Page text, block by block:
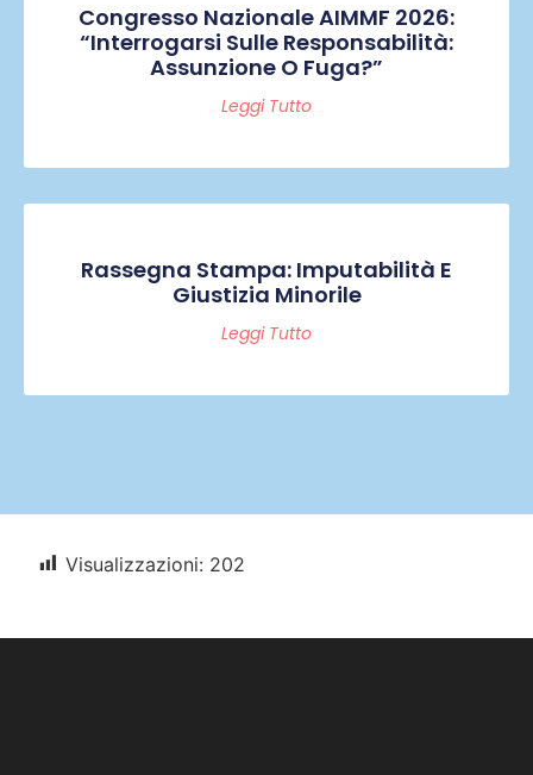
Congresso Nazionale AIMMF 2026:
“Interrogarsi Sulle Responsabilità:
Assunzione O Fuga?”
Leggi Tutto
Rassegna Stampa: Imputabilità E
Giustizia Minorile
Leggi Tutto
Visualizzazioni: 202